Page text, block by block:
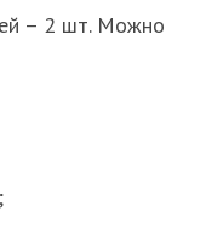
– 2 шт. Можно